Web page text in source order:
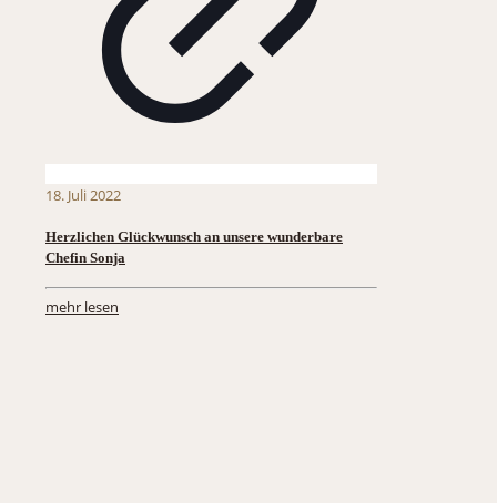
18. Juli 2022
Herzlichen Glückwunsch an unsere wunderbare
Chefin Sonja
mehr lesen